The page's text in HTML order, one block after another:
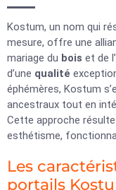
Kostum, un nom qui
mesure, offre une
mariage du bois et de l’
d’une qualité
éphémères, Kostum
ancestraux tout en
Cette approche
esthétisme,
Les
portails